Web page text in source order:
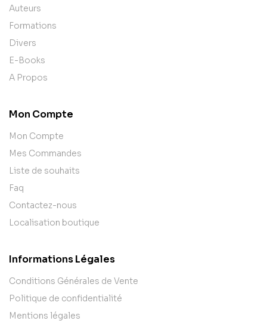
Auteurs
Formations
Divers
E-Books
A Propos
Mon Compte
Mon Compte
Mes Commandes
Liste de souhaits
Faq
Contactez-nous
Localisation boutique
Informations Légales
Conditions Générales de Vente
Politique de confidentialité
Mentions légales